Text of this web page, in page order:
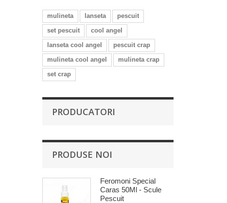
mulineta lanseta
pescuit
set pescuit
cool angel
lanseta cool angel
pescuit crap
mulineta cool angel
mulineta crap
set crap
PRODUCATORI
PRODUSE NOI
Feromoni Special
Caras 50Ml - Scule
Pescuit